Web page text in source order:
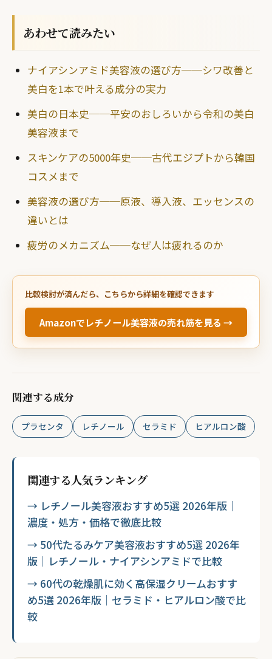
あわせて読みたい
ナイアシンアミド美容液の選び方──シワ改善と
美白を1本で叶える成分の実力
美白の日本史──平安のおしろいから令和の美白
美容液まで
スキンケアの5000年史──古代エジプトから韓国
コスメまで
美容液の選び方──原液、導入液、エッセンスの
違いとは
疲労のメカニズム──なぜ人は疲れるのか
比較検討が済んだら、こちらから詳細を確認できます
Amazonでレチノール美容液の売れ筋を見る →
関連する成分
プラセンタ レチノール セラミド ヒアルロン酸
関連する人気ランキング
→ レチノール美容液おすすめ5選 2026年版｜
濃度・処方・価格で徹底比較
→ 50代たるみケア美容液おすすめ5選 2026年
版｜レチノール・ナイアシンアミドで比較
→ 60代の乾燥肌に効く高保湿クリームおすす
め5選 2026年版｜セラミド・ヒアルロン酸で比
較